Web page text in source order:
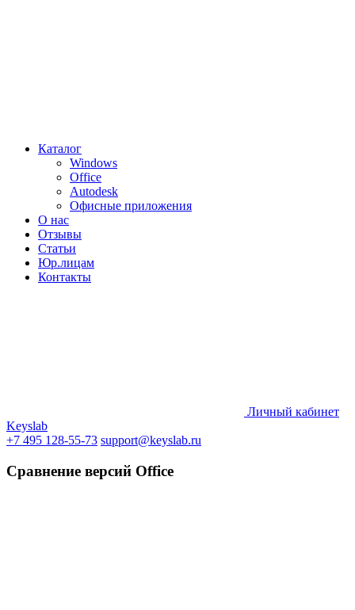
Каталог
Windows
Office
Autodesk
Офисные приложения
О нас
Отзывы
Статьи
Юр.лицам
Контакты
Личный кабинет
Keyslab
+7 495 128-55-73 support@keyslab.ru
Сравнение версий Office